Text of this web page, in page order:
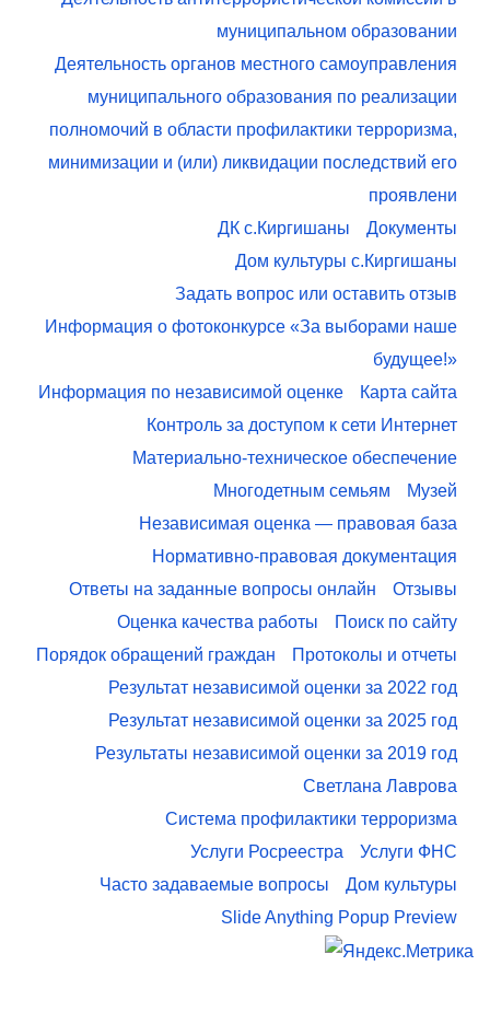
муниципальном образовании
Деятельность органов местного самоуправления
муниципального образования по реализации
полномочий в области профилактики терроризма,
минимизации и (или) ликвидации последствий его
проявлени
ДК с.Киргишаны
Документы
Дом культуры с.Киргишаны
Задать вопрос или оставить отзыв
Информация о фотоконкурсе «За выборами наше
будущее!»
Информация по независимой оценке
Карта сайта
Контроль за доступом к сети Интернет
Материально-техническое обеспечение
Многодетным семьям
Музей
Независимая оценка — правовая база
Нормативно-правовая документация
Ответы на заданные вопросы онлайн
Отзывы
Оценка качества работы
Поиск по сайту
Порядок обращений граждан
Протоколы и отчеты
Результат независимой оценки за 2022 год
Результат независимой оценки за 2025 год
Результаты независимой оценки за 2019 год
Светлана Лаврова
Система профилактики терроризма
Услуги Росреестра
Услуги ФНС
Часто задаваемые вопросы
Дом культуры
Slide Anything Popup Preview